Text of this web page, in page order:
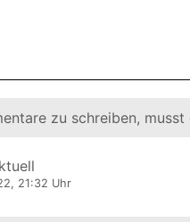
zu schreiben,
21:32 Uhr